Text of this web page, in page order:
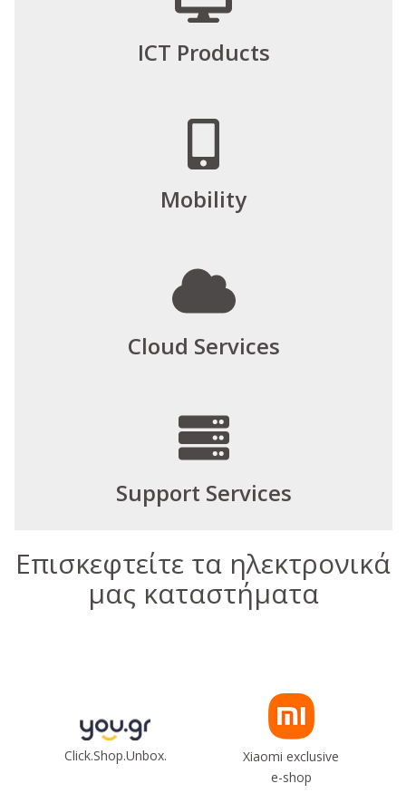
ICT Products
Mobility
Cloud Services
Support Services
Επισκεφτείτε τα ηλεκτρονικά
μας καταστήματα
Click.Shop.Unbox.
Xiaomi exclusive
e-shop